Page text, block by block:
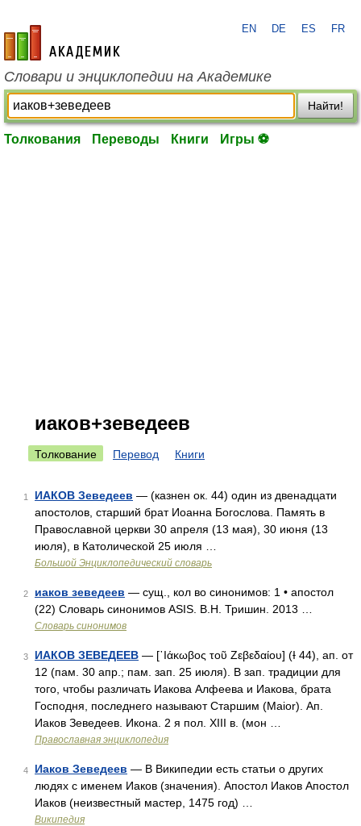
academic.ru
EN DE ES FR
Словари и энциклопедии на Академике
Найти!
Толкования Переводы Книги Игры ⚽
иаков+зеведеев
Толкование Перевод Книги
1 ИАКОВ Зеведеев — (казнен ок. 44) один из двенадцати
апостолов, старший брат Иоанна Богослова. Память в
Православной церкви 30 апреля (13 мая), 30 июня (13
июля), в Католической 25 июля …
Большой Энциклопедический словарь
2 иаков зеведеев — сущ., кол во синонимов: 1 • апостол
(22) Словарь синонимов ASIS. В.Н. Тришин. 2013 …
Словарь синонимов
3 ИАКОВ ЗЕВЕДЕЕВ — [᾿Ιάκωβος τοῦ Ζεβεδαίου] (Ɨ 44), ап. от
12 (пам. 30 апр.; пам. зап. 25 июля). В зап. традиции для
того, чтобы различать Иакова Алфеева и Иакова, брата
Господня, последнего называют Старшим (Maior). Ап.
Иаков Зеведеев. Икона. 2 я пол. XIII в. (мон …
Православная энциклопедия
4 Иаков Зеведеев — В Википедии есть статьи о других
людях с именем Иаков (значения). Апостол Иаков Апостол
Иаков (неизвестный мастер, 1475 год) …
Википедия